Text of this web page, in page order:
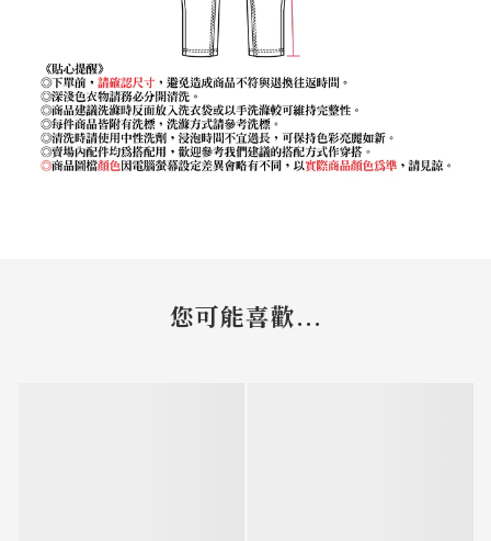
您可能喜歡...